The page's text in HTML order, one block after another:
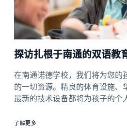
探访扎根于南通的双语教
在南通诺德学校，我们将为您的
的一切资源。精良的体育设施、
最新的技术设备都将为孩子的个
了解更多